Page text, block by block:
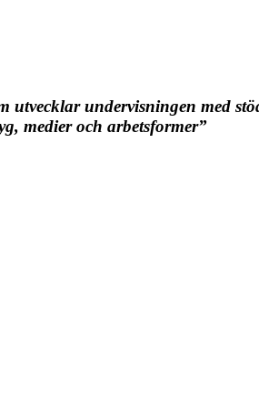
utvecklar undervisningen med
medier och arbetsformer”